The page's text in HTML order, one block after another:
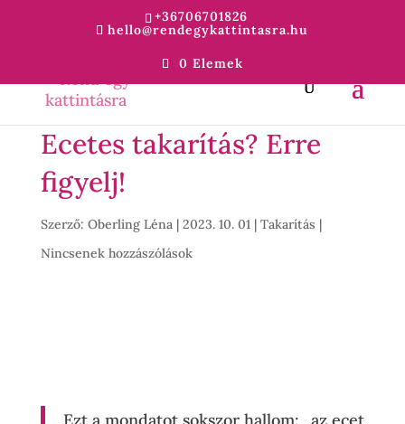
+36706701826
hello@rendegykattintasra.hu
0 Elemek
Ecetes takarítás? Erre
figyelj!
Szerző: Oberling Léna| 2023. 10. 01| Takarítás |
Nincsenek hozzászólások